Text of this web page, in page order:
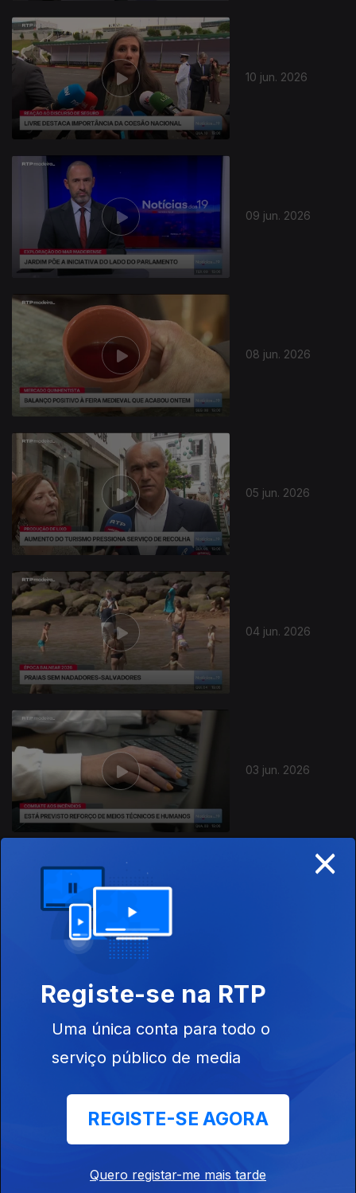
10 jun. 2026
09 jun. 2026
08 jun. 2026
05 jun. 2026
04 jun. 2026
03 jun. 2026
29 mai. 2026
×
Registe-se na RTP
Uma única conta para todo o
serviço público de media
REGISTE-SE AGORA
Quero registar-me mais tarde